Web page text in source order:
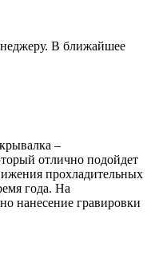
В ближайшее
–
отлично подойдет
прохладительных
года. На
нанесение гравировки